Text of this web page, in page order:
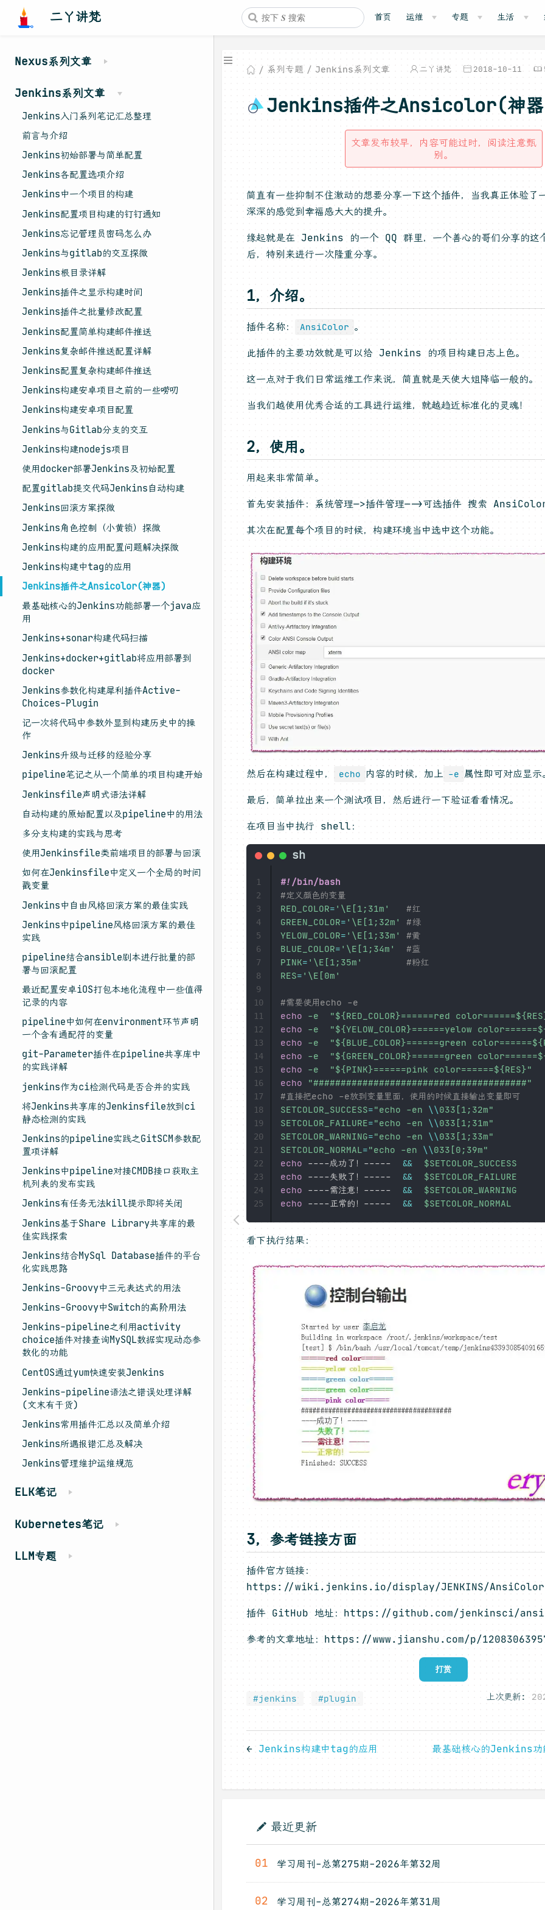
二丫讲梵 首页 运维 专题 生活
Nexus系列文章
Jenkins系列文章
Jenkins入门系列笔记汇总整理
前言与介绍
Jenkins初始部署与简单配置
Jenkins各配置选项介绍
Jenkins中一个项目的构建
Jenkins配置项目构建的钉钉通知
Jenkins忘记管理员密码怎么办
Jenkins与gitlab的交互探微
Jenkins根目录详解
Jenkins插件之显示构建时间
Jenkins插件之批量修改配置
Jenkins配置简单构建邮件推送
Jenkins复杂邮件推送配置详解
Jenkins配置复杂构建邮件推送
Jenkins构建安卓项目之前的一些唠叨
Jenkins构建安卓项目配置
Jenkins与Gitlab分支的交互
Jenkins构建nodejs项目
使用docker部署Jenkins及初始配置
配置gitlab提交代码Jenkins自动构建
Jenkins回滚方案探微
Jenkins角色控制（小黄锁）探微
Jenkins构建的应用配置问题解决探微
Jenkins构建中tag的应用
Jenkins插件之Ansicolor(神器)
最基础核心的Jenkins功能部署一个java应
用
Jenkins+sonar构建代码扫描
Jenkins+docker+gitlab将应用部署到
docker
Jenkins参数化构建犀利插件Active-
Choices-Plugin
记一次将代码中参数外显到构建历史中的操
作
Jenkins升级与迁移的经验分享
pipeline笔记之从一个简单的项目构建开始
Jenkinsfile声明式语法详解
自动构建的原始配置以及pipeline中的用法
多分支构建的实践与思考
使用Jenkinsfile类前端项目的部署与回滚
如何在Jenkinsfile中定义一个全局的时间
戳变量
Jenkins中自由风格回滚方案的最佳实践
Jenkins中pipeline风格回滚方案的最佳
实践
pipeline结合ansible剧本进行批量的部
署与回滚配置
最近配置安卓iOS打包本地化流程中一些值得
记录的内容
pipeline中如何在environment环节声明
一个含有通配符的变量
git-Parameter插件在pipeline共享库中
的实践详解
jenkins作为ci检测代码是否合并的实践
将Jenkins共享库的Jenkinsfile放到ci
静态检测的实践
Jenkins的pipeline实践之GitSCM参数配
置项详解
Jenkins中pipeline对接CMDB接口获取主
机列表的发布实践
Jenkins有任务无法kill提示即将关闭
Jenkins基于Share Library共享库的最
佳实践探索
Jenkins结合MySql Database插件的平台
化实践思路
Jenkins-Groovy中三元表达式的用法
Jenkins-Groovy中Switch的高阶用法
Jenkins-pipeline之利用activity
choice插件对接查询MySQL数据实现动态参
数化的功能
CentOS通过yum快速安装Jenkins
Jenkins-pipeline语法之错误处理详解
(文末有干货)
Jenkins常用插件汇总以及简单介绍
Jenkins所遇报错汇总及解决
Jenkins管理维护运维规范
ELK笔记
Kubernetes笔记
LLM专题
系列专题 Jenkins系列文章 二丫讲梵 2018-10-11
Jenkins插件之Ansicolor(神
文章发布较早，内容可能过时，阅读注意甄
别。
简直有一些抑制不住激动的想要分享一下这个插件，当我真正体验了
深深的感觉到幸福感大大的提升。
缘起就是在 Jenkins 的一个 QQ 群里，一个善心的哥们分享的这
后，特别来进行一次隆重分享。
1，介绍。
插件名称： AnsiColor 。
此插件的主要功效就是可以给 Jenkins 的项目构建日志上色。
这一点对于我们日常运维工作来说，简直就是天使大姐降临一般的。
当我们越使用优秀合适的工具进行运维，就越趋近标准化的灵魂！
2，使用。
用起来非常简单。
首先安装插件：系统管理—>插件管理—->可选插件 搜索
其次在配置每个项目的时候，构建环境当中选中这个功能。
然后在构建过程中， echo 内容的时候，加上 -e 属性即可对应显示
最后，简单拉出来一个测试项目，然后进行一下验证看看情况。
在项目当中执行 shell：
#!/bin/bash
#定义颜色的变量
RED_COLOR= '\E[1;31m'
#红
GREEN_COLOR= '\E[1;32m'
#绿
YELOW_COLOR= '\E[1;33m'
#黄
BLUE_COLOR= '\E[1;34m'
#蓝
PINK= '\E[1;35m'
#粉红
RES= '\E[0m'
#需要使用echo -e
echo
-e "${RED_COLOR}======red color======
echo
-e "${YELOW_COLOR}======yelow color======
echo
-e "${BLUE_COLOR}======green color======
echo
-e "${GREEN_COLOR}======green color======
echo
-e "${PINK}======pink color======${RES}"
echo
"#######################################"
#直接把echo -e放到变量里面，使用的时候直接输出变量即可
SETCOLOR_SUCCESS="echo -en \\033[1;32m"
SETCOLOR_FAILURE="echo -en \\033[1;31m"
SETCOLOR_WARNING="echo -en \\033[1;33m"
SETCOLOR_NORMAL="echo -en \\033[0;39m"
echo ----成功了！----- &&
$SETCOLOR_SUCCESS
echo ----失败了！----- &&
$SETCOLOR_FAILURE
echo ----需注意！----- &&
$SETCOLOR_WARNING
echo ----正常的！----- && $SETCOLOR_NORMAL
1
2
3
4
5
6
7
8
9
10
11
12
13
14
15
16
17
18
19
20
21
22
23
24
25
看下执行结果：
3，参考链接方面
插件官方链接：
https://wiki.jenkins.io/display/JENKINS/
插件 GitHub 地址：https://github.com/jenkinsci/
参考的文章地址：https://www.jianshu.com/p/
打赏
#jenkins #plugin 上次更新:
← Jenkins构建中tag的应用 最基础核心的Jenkins
最近更新
01 学习周刊-总第275期-2026年第32周
02 学习周刊-总第274期-2026年第31周